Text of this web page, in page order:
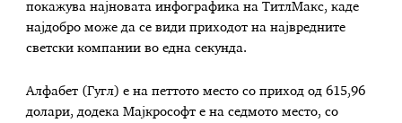
покажува најновата инфографика на ТитлМакс, каде
најдобро може да се види приходот на највредните
светски компании во една секунда.
Алфабет (Гугл) е на петтото место со приход од 615,96
долари, додека Мајкрософт е на седмото место, со